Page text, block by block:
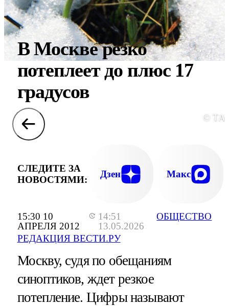
15:30 10
АПРЕЛЯ 2012
14:51
13.05.2026
РЕДАКЦИЯ ВЕСТИ.РУ
ОБЩЕСТВО
В Москве резко
потеплеет до плюс 17
градусов
©
СЛЕДИТЕ ЗА
НОВОСТЯМИ:
Дзен Макс
Москву, судя по обещаниям
синоптиков, ждет резкое
потепление. Цифры называют